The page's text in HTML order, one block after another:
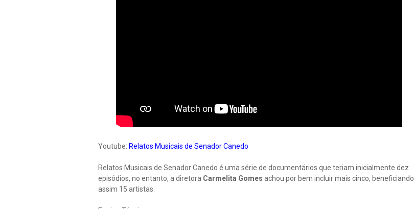
Youtube: Relatos Musicais de Senador Canedo
Relatos Musicais de Senador Canedo é uma série de documentários que teriam inicialmente dez
episódios, no entanto, a diretora Carmelita Gomes achou por bem incluir mais cinco, beneficiando
assim 15 artistas.